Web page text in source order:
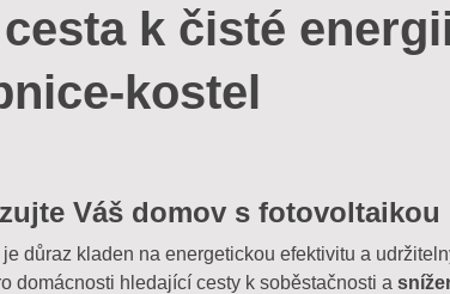
cesta k čisté
kostel
Váš domov s fotovoltaikou
důraz kladen na energetickou efektivitu a
domácnosti hledající cesty k soběstačnosti a